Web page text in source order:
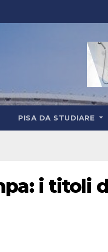
PISA DA STUDIARE
i titoli